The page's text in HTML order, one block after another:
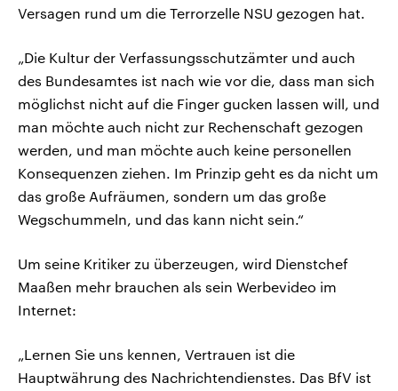
Versagen rund um die Terrorzelle NSU gezogen hat.
„Die Kultur der Verfassungsschutzämter und auch
des Bundesamtes ist nach wie vor die, dass man sich
möglichst nicht auf die Finger gucken lassen will, und
man möchte auch nicht zur Rechenschaft gezogen
werden, und man möchte auch keine personellen
Konsequenzen ziehen. Im Prinzip geht es da nicht um
das große Aufräumen, sondern um das große
Wegschummeln, und das kann nicht sein.“
Um seine Kritiker zu überzeugen, wird Dienstchef
Maaßen mehr brauchen als sein Werbevideo im
Internet:
„Lernen Sie uns kennen, Vertrauen ist die
Hauptwährung des Nachrichtendienstes. Das BfV ist